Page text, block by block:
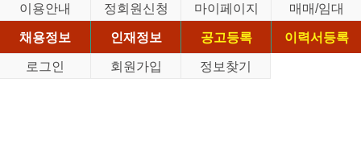
이용안내 정회원신청 마이페이지
매매/임대
채용정보
인재정보 공고등록
이력서등록
로그인
회원가입 정보찾기